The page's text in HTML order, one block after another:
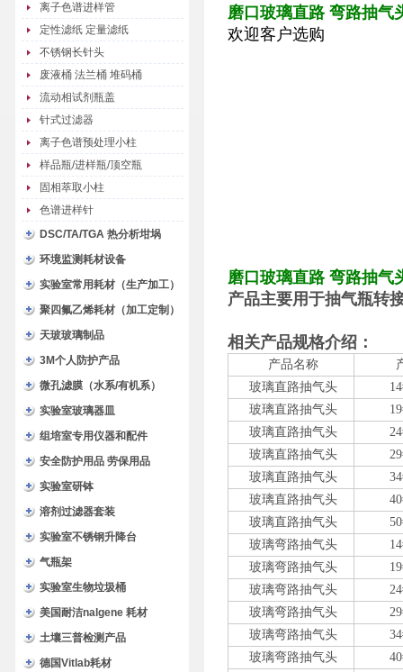
离子色谱进样管
定性滤纸 定量滤纸
不锈钢长针头
废液桶 法兰桶 堆码桶
流动相试剂瓶盖
针式过滤器
离子色谱预处理小柱
样品瓶/进样瓶/顶空瓶
固相萃取小柱
色谱进样针
DSC/TA/TGA 热分析坩埚
环境监测耗材设备
实验室常用耗材（生产加工）
聚四氟乙烯耗材（加工定制）
天玻玻璃制品
3M个人防护产品
微孔滤膜（水系/有机系）
实验室玻璃器皿
组培室专用仪器和配件
安全防护用品 劳保用品
实验室研钵
溶剂过滤器套装
实验室不锈钢升降台
气瓶架
实验室生物垃圾桶
美国耐洁nalgene 耗材
土壤三普检测产品
德国Vitlab耗材
磨口玻璃直路 弯路抽气
欢迎客户选购
磨口玻璃直路 弯路抽气
产品主要用于抽气瓶转
相关产品规格介绍：
产品名称
玻璃直路抽气头
玻璃直路抽气头
玻璃直路抽气头
玻璃直路抽气头
玻璃直路抽气头
玻璃直路抽气头
玻璃直路抽气头
玻璃弯路抽气头
玻璃弯路抽气头
玻璃弯路抽气头
玻璃弯路抽气头
玻璃弯路抽气头
玻璃弯路抽气头